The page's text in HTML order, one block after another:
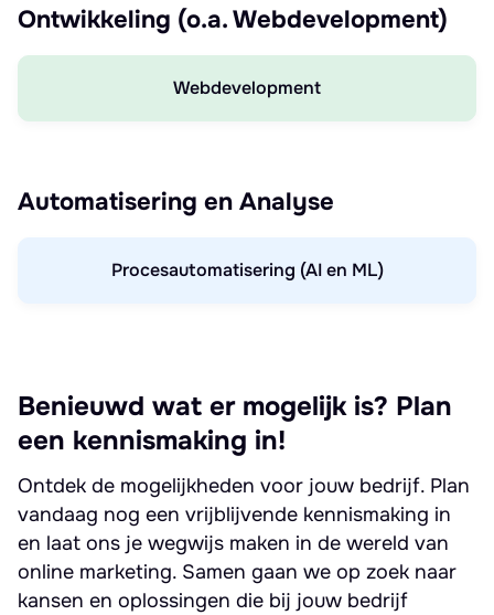
Ontwikkeling (o.a. Webdevelopment)
Webdevelopment
Automatisering en Analyse
Procesautomatisering (AI en ML)
Benieuwd wat er mogelijk is? Plan
een kennismaking in!
Ontdek de mogelijkheden voor jouw bedrijf. Plan
vandaag nog een vrijblijvende kennismaking in
en laat ons je wegwijs maken in de wereld van
online marketing. Samen gaan we op zoek naar
kansen en oplossingen die bij jouw bedrijf